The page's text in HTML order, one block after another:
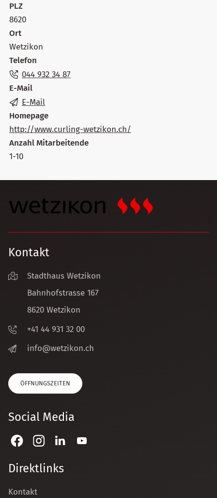
PLZ
8620
Ort
Wetzikon
Telefon
044 932 34 87
E-Mail
E-Mail
Homepage
http://www.curling-wetzikon.ch/
Anzahl Mitarbeitende
1-10
Kontakt
Stadthaus Wetzikon
Bahnhofstrasse 167
8620 Wetzikon
+41 44 931 32 00
nf
w tz k n ch
ÖFFNUNGSZEITEN
Social Media
Direktlinks
Kontakt